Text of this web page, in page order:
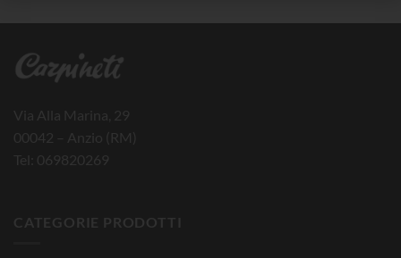
Via Alla Marina, 29
00042 – Anzio (RM)
Tel: 069820269
CATEGORIE PRODOTTI